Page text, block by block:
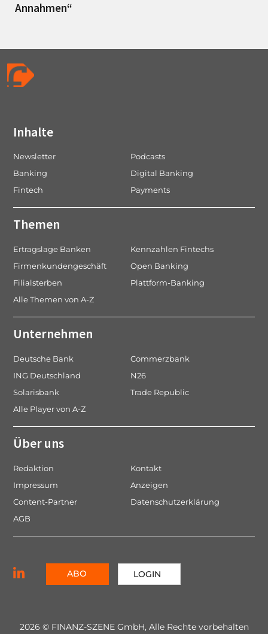
Annahmen“
Inhalte
Newsletter
Podcasts
Banking
Digital Banking
Fintech
Payments
Themen
Ertragslage Banken
Kennzahlen Fintechs
Firmenkundengeschäft
Open Banking
Filialsterben
Plattform-Banking
Alle Themen von A-Z
Unternehmen
Deutsche Bank
Commerzbank
ING Deutschland
N26
Solarisbank
Trade Republic
Alle Player von A-Z
Über uns
Redaktion
Kontakt
Impressum
Anzeigen
Content-Partner
Datenschutzerklärung
AGB
ABO LOGIN
2026 © FINANZ-SZENE GmbH, Alle Rechte vorbehalten